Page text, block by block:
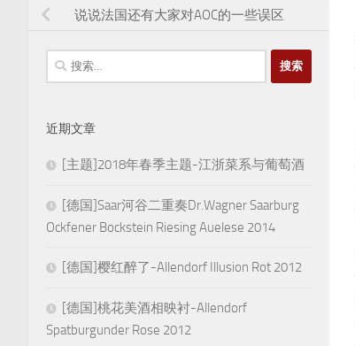
说说法国还有大家对AOC的一些误区
搜
索：
近期文章
[主题]2018年春季主题-江浙菜系与葡萄酒
[德国]Saar河谷二重奏Dr.Wagner Saarburg
Ockfener Bockstein Riesing Auelese 2014
[德国]樱红醉了-Allendorf Illusion Rot 2012
[德国]桃花美酒相映衬-Allendorf
Spatburgunder Rose 2012